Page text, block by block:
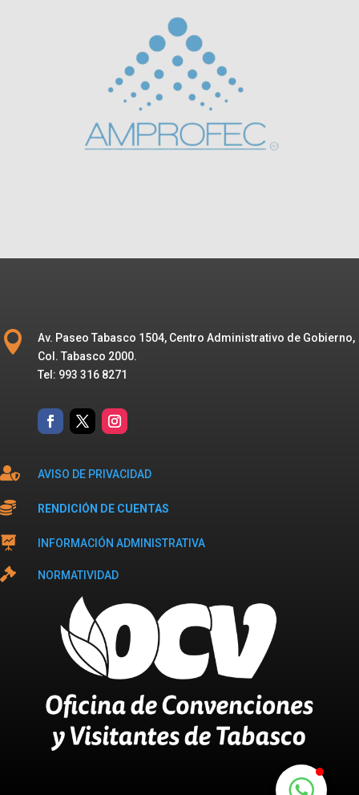

Av. Paseo Tabasco 1504, Centro Administrativo de Gobierno,
Col. Tabasco 2000.
Tel: 993 316 8271
 AVISO DE PRIVACIDAD
 RENDICIÓN DE CUENTAS
 INFORMACIÓN ADMINISTRATIVA
 NORMATIVIDAD